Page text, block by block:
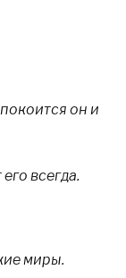
он и
всегда.
миры.